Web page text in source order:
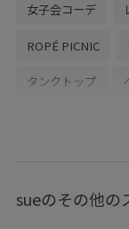
女子会コーデ
ROPÉ PICNIC
タンクトップ
2026カナパ
sueのその他の